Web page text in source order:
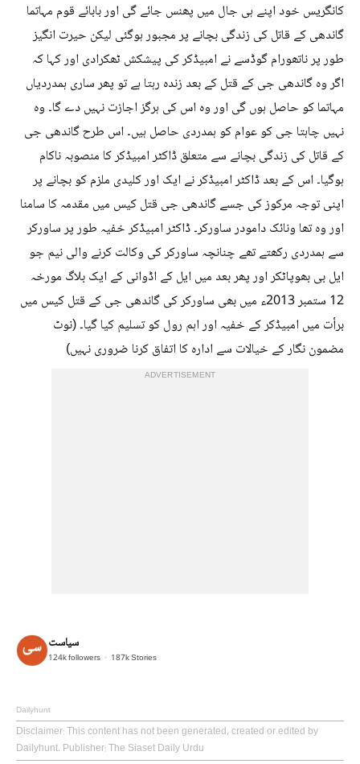
کانگریس خود اپنے ہی جال میں پھنس جائے گی اور بابائے قوم مہاتما
گاندھی کے قاتل کی زندگی بچانے پر مجبور ہوگئی لیکن حیرت انگیز
طور پر ناتھورام گوڈسے نے امبیڈکر کی پیشکش ٹھکرادی اور کہا کہ
اگر وہ گاندھی جی کے قتل کے بعد زندہ رہتا ہے تو پھر ساری ہمدردیاں
مہاتما کو حاصل ہوں گی اور وہ اس کی ہرگز اجازت نہیں دے گا۔ وہ
نہیں چاہتا جی کو عوام کو ہمدردی حاصل ہیں۔ اس طرح گاندھی جی
کے قاتل کی زندگی بچانے سے متعلق ڈاکٹر امبیڈکر کا منصوبہ ناکام
ہوگیا۔ اس کے بعد ڈاکٹر امبیڈکر نے ایک اور کلیدی ملزم کو بچانے پر
اپنی توجہ مرکوز کی جسے گاندھی جی قتل کیس میں مقدمہ کا سامنا
اور وہ تھا ونائک دامودر ساورکر۔ ڈاکٹر امبیڈکر خفیہ طور پر ساورکر
سے ہمدردی رکھتے تھے چنانچہ ساورکر کی وکالت کرنے والی نیم جو
ایل بی بھوپاٹکر اور پھر بعد میں ایل کے اڈوانی کے ایک بلاگ مورخہ
12 ستمبر 2013ء میں بھی ساورکر کی گاندھی جی کے قتل کیس میں
برأت میں امبیڈکر کے خفیہ اور اہم رول کو تسلیم کیا گیا۔ (نوٹ
مضمون نگار کے خیالات سے ادارہ کا اتفاق کرنا ضروری نہیں)
ADVERTISEMENT
سیاست
124kfollowers 187kStories
Dailyhunt
Disclaimer: This content has not been generated, created or edited by
Dailyhunt. Publisher: The Siaset Daily Urdu